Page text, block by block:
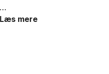
solskin og glade